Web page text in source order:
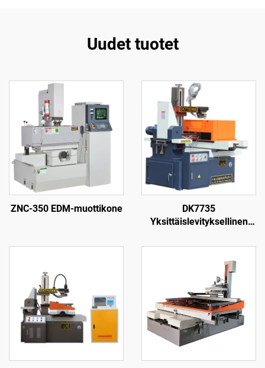
Uudet tuotet
ZNC-350 EDM-muottikone
DK7735
Yksittäislevityksellinen